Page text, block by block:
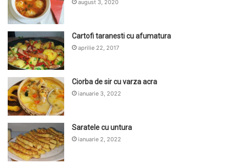
august 3, 2020
Cartofi taranesti cu afumatura
aprilie 22, 2017
Ciorba de sir cu varza acra
ianuarie 3, 2022
Saratele cu untura
ianuarie 2, 2022